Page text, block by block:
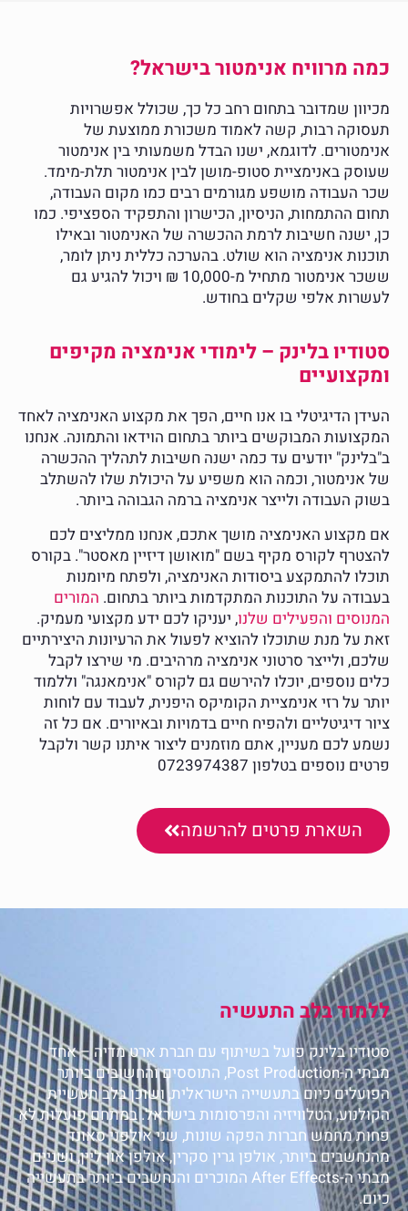
כמה מרוויח אנימטור בישראל?
מכיוון שמדובר בתחום רחב כל כך, שכולל אפשרויות
תעסוקה רבות, קשה לאמוד משכורת ממוצעת של
אנימטורים. לדוגמא, ישנו הבדל משמעותי בין אנימטור
שעוסק באנימציית סטופ-מושן לבין אנימטור תלת-מימד.
שכר העבודה מושפע מגורמים רבים כמו מקום העבודה,
תחום ההתמחות, הניסיון, הכישרון והתפקיד הספציפי. כמו
כן, ישנה חשיבות לרמת ההכשרה של האנימטור ובאילו
תוכנות אנימציה הוא שולט. בהערכה כללית ניתן לומר,
ששכר אנימטור מתחיל מ-10,000 ₪ ויכול להגיע גם
לעשרות אלפי שקלים בחודש.
סטודיו בלינק – לימודי אנימציה מקיפים
ומקצועיים
העידן הדיגיטלי בו אנו חיים, הפך את מקצוע האנימציה לאחד
המקצועות המבוקשים ביותר בתחום הוידאו והתמונה. אנחנו
ב"בלינק" יודעים עד כמה ישנה חשיבות לתהליך ההכשרה
של אנימטור, וכמה הוא משפיע על היכולת שלו להשתלב
בשוק העבודה ולייצר אנימציה ברמה הגבוהה ביותר.
אם מקצוע האנימציה מושך אתכם, אנחנו ממליצים לכם
להצטרף לקורס מקיף בשם "מואושן דיזיין מאסטר". בקורס
תוכלו להתמקצע ביסודות האנימציה, ולפתח מיומנות
בעבודה על התוכנות המתקדמות ביותר בתחום. המורים
המנוסים והפעילים שלנו, יעניקו לכם ידע מקצועי מעמיק.
זאת על מנת שתוכלו להוציא לפעול את הרעיונות היצירתיים
שלכם, ולייצר סרטוני אנימציה מרהיבים. מי שירצו לקבל
כלים נוספים, יוכלו להירשם גם לקורס "אנימאנגה" וללמוד
יותר על רזי אנימציית הקומיקס היפנית, לעבוד עם לוחות
ציור דיגיטליים ולהפיח חיים בדמויות ובאיורים. אם כל זה
נשמע לכם מעניין, אתם מוזמנים ליצור איתנו קשר ולקבל
פרטים נוספים בטלפון 0723974387​
השארת פרטים להרשמה
ללמוד בלב התעשיה
סטודיו בלינק פועל בשיתוף עם חברת ארט מדיה – אחד
מבתי ה-Post Production, התוססים והחשובים ביותר
הפועלים כיום בתעשייה הישראלית, ושוכן בלב תעשיית
הקולנוע, הטלוויזיה והפרסומות בישראל. במתחם פועלות לא
פחות מחמש חברות הפקה שונות, שני אולפני סאונד
מהנחשבים ביותר, אולפן גרין סקרין, אולפן און ליין, ושניים
מבתי ה-After Effects המוכרים והנחשבים ביותר בתעשייה
כיום.